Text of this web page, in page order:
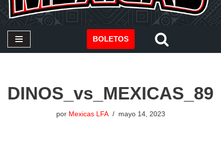
BOLETOS
DINOS_vs_MEXICAS_89
por Mexicas LFA mayo 14, 2023